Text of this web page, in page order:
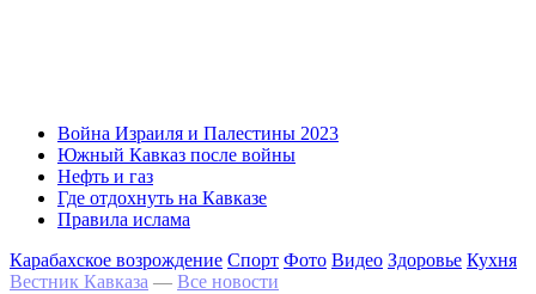
Война Израиля и Палестины 2023
Южный Кавказ после войны
Нефть и газ
Где отдохнуть на Кавказе
Правила ислама
Карабахское возрождение Спорт Фото Видео Здоровье Кухня
Вестник Кавказа — Все новости